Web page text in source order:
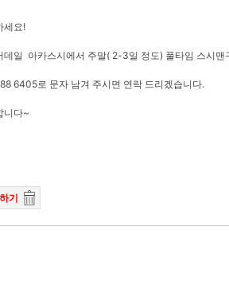
세요!
데일 아카스시에서 주말( 2-3일 정도) 풀타임 스시
6405로 문자 남겨 주시면 연락 드리겠습니다.
니다~
기